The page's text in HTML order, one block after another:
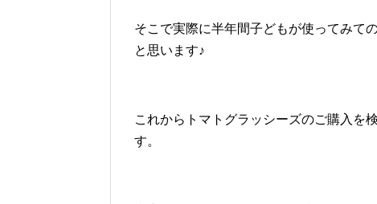
そこで実際に半年間子どもが使ってみて
と思います♪
これからトマトグラッシーズのご購入を
す。